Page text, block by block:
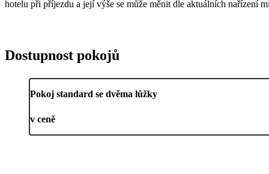
hotelu při příjezdu a její výše se může měnit dle aktuálních nařízení
Dostupnost pokojů
Pokoj standard se dvěma lůžky
v ceně